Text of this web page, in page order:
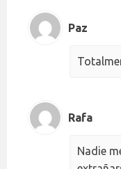
Paz
Rafa
Nadie